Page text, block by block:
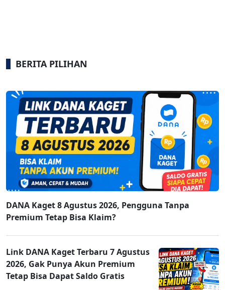
BERITA PILIHAN
DANA Kaget 8 Agustus 2026, Pengguna Tanpa
Premium Tetap Bisa Klaim?
Link DANA Kaget Terbaru 7 Agustus
2026, Gak Punya Akun Premium
Tetap Bisa Dapat Saldo Gratis